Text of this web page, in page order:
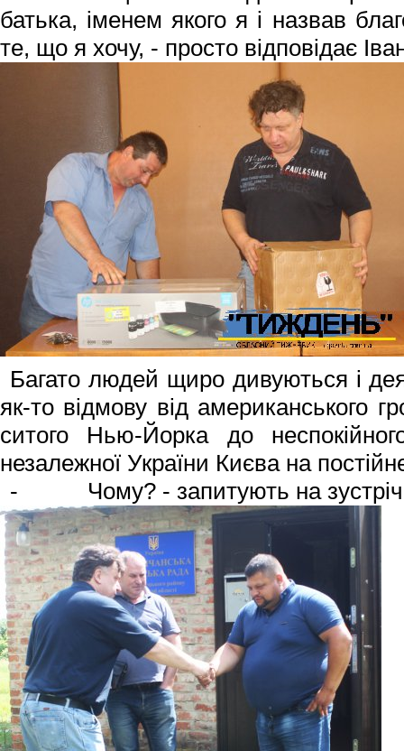
батька, іменем якого я і назвав
те, що я хочу, - просто відповідає
Багато людей щиро дивуються і
як-то відмову від американського
ситого Нью-Йорка до
незалежної України Києва на
- Чому? - запитують на